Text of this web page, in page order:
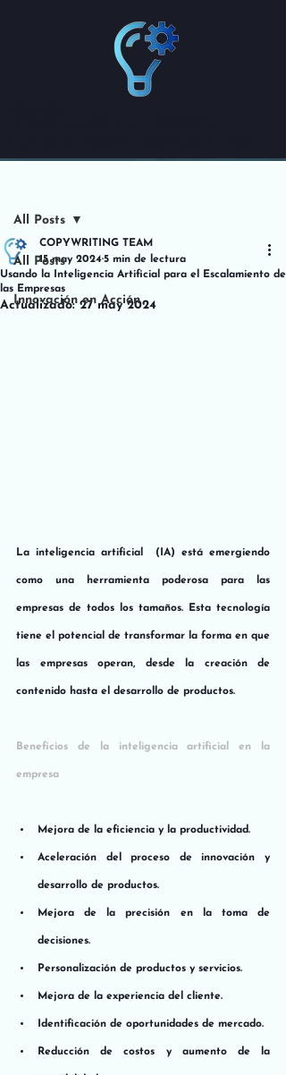
All Posts
Innovación en Acción
All Posts
Usando la Inteligencia Artificial para el Escalamiento de
las Empresas
COPYWRITING TEAM
15 may 20245 min de lectura
Actualizado:27 may 2024
La inteligencia artificial  (IA) está emergiendo
como una herramienta poderosa para las
empresas de todos los tamaños. Esta tecnología
tiene el potencial de transformar la forma en que
las empresas operan, desde la creación de
contenido hasta el desarrollo de productos.
Beneficios de la inteligencia artificial en la
empresa
Mejora de la eficiencia y la productividad.
Aceleración del proceso de innovación y
desarrollo de productos.
Mejora de la precisión en la toma de
decisiones.
Personalización de productos y servicios.
Mejora de la experiencia del cliente.
Identificación de oportunidades de mercado.
Reducción de costos y aumento de la